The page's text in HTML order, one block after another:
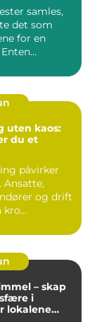
samles,
det som
for en
uten kaos:
du et
påvirker
Ansatte,
og drift
kro...
– skap
i
lokalene